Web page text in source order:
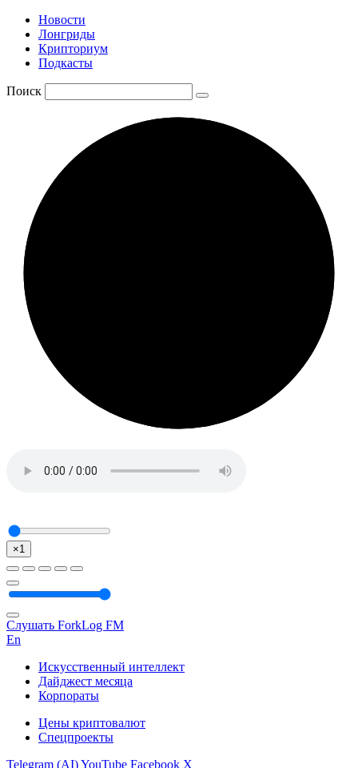
Новости
Лонгриды
Крипториум
Подкасты
Поиск
×1
Слушать ForkLog FM
En
Искусственный интеллект
Дайджест месяца
Корпораты
Цены криптовалют
Спецпроекты
Telegram (AI)YouTube Facebook X